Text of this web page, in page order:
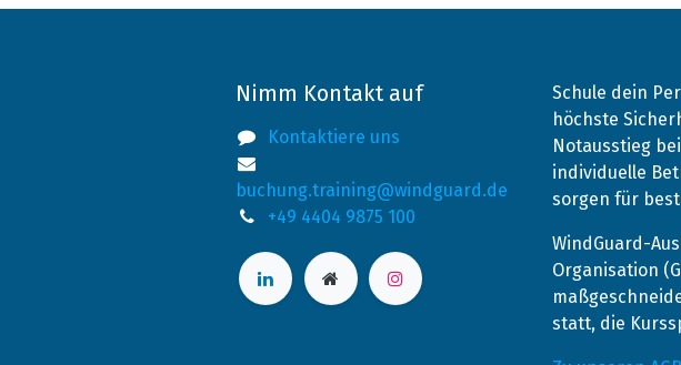
Nimm Kontakt auf
Kontaktiere uns
buchung.training@windguard.de
+49 4404 9875 100
Schule dein
höchste
Notausstieg
individuelle
sorgen für
WindGuard-
Organisation
statt, die